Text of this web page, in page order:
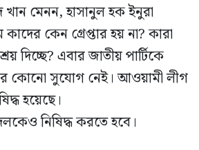
খান মেনন, হাসানুল হক ইনুরা
কেন গ্রেপ্তার হয় না? কারা
দিচ্ছে? এবার জাতীয় পার্টিকে
কোনো সুযোগ নেই। আওয়ামী লীগ
হয়েছে।
নিষিদ্ধ করতে হবে।